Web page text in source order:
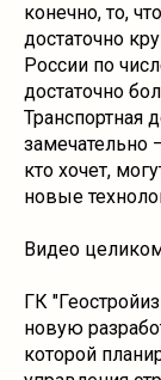
конечно, то,
достаточно
России по
достаточно
Транспортная
замечательно
кто хочет,
новые
Видео
ГК
новую
которой